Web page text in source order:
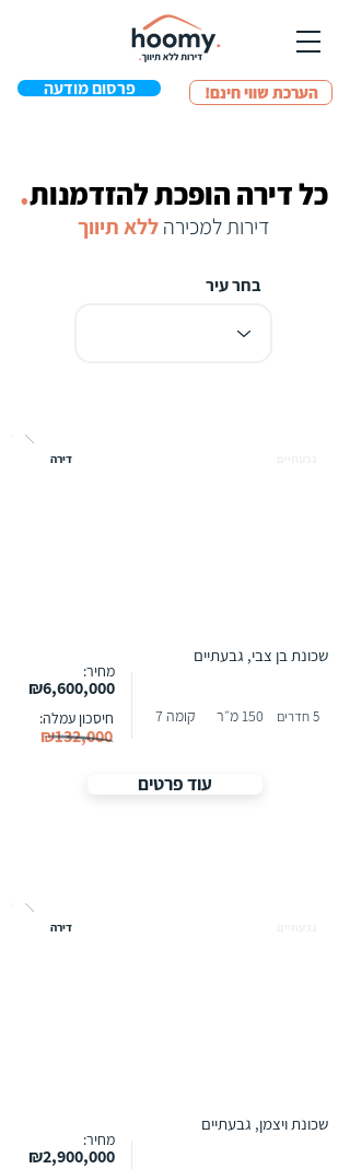
פרסום מודעה !הערכת שווי חינם
כל דירה הופכת להזדמנות.
דירות למכירהללא תיווך
בחר עיר
דירה
שכונת בן צבי, גבעתיים
קומה 7 150 מ״ר 5 חדרים
₪6,600,000
מחיר:
₪132,000
חיסכון עמלה:
עוד פרטים
דירה
שכונת ויצמן, גבעתיים
₪2,900,000
מחיר: